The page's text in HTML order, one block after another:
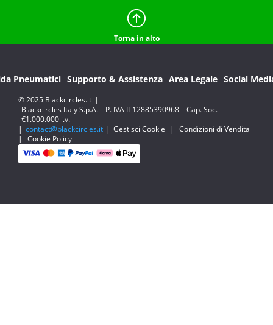
Torna in alto
Pneumatici Supporto & Assistenza Area Legale Social
© 2025 Blackcircles.it |
Blackcircles Italy S.p.A. – P. IVA IT12885390968 – Cap. Soc.
€1.000.000 i.v.
| contact@blackcircles.it | Gestisci Cookie |
Condizioni di Vendita
|
Cookie Policy